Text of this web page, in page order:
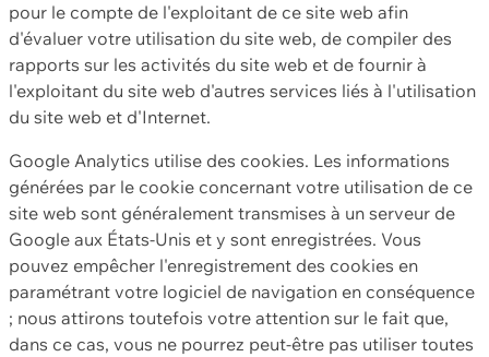
pour le compte de l'exploitant de ce site web afin
d'évaluer votre utilisation du site web, de compiler des
rapports sur les activités du site web et de fournir à
l'exploitant du site web d'autres services liés à l'utilisation
du site web et d'Internet.
Google Analytics utilise des cookies. Les informations
générées par le cookie concernant votre utilisation de ce
site web sont généralement transmises à un serveur de
Google aux États-Unis et y sont enregistrées. Vous
pouvez empêcher l'enregistrement des cookies en
paramétrant votre logiciel de navigation en conséquence
; nous attirons toutefois votre attention sur le fait que,
dans ce cas, vous ne pourrez peut-être pas utiliser toutes